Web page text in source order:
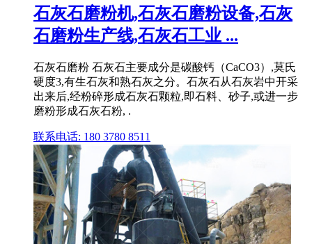
石灰石磨粉机,石灰石磨粉设备,石灰
石磨粉生产线,石灰石工业 ...
石灰石磨粉 石灰石主要成分是碳酸钙（CaCO3）,莫氏
硬度3,有生石灰和熟石灰之分。石灰石从石灰岩中开采
出来后,经粉碎形成石灰石颗粒,即石料、砂子,或进一步
磨粉形成石灰石粉, .
联系电话: 180 3780 8511